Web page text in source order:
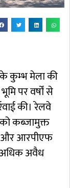
के कुम्भ मेला की
पर वर्षों से
की। रेलवे
कब्जामुक्त
और आरपीएफ
अवैध